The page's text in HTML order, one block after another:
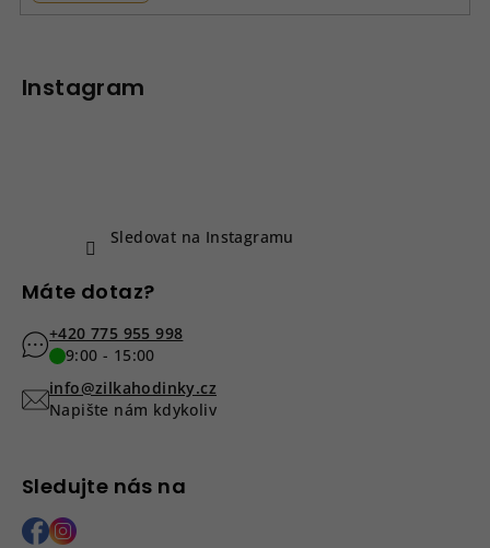
Instagram
Sledovat na Instagramu
Máte dotaz?
+420 775 955 998
9:00 - 15:00
info@zilkahodinky.cz
Napište nám kdykoliv
Sledujte nás na